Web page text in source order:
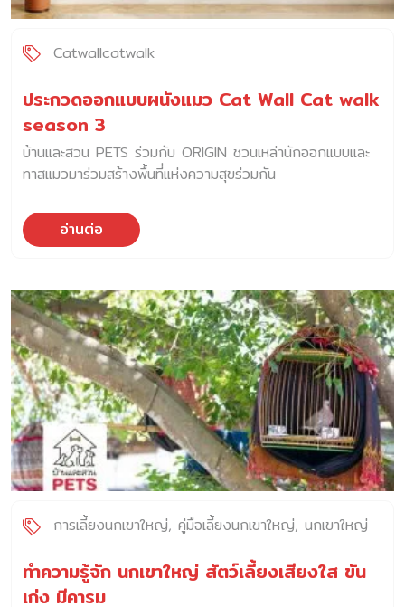
Catwallcatwalk
ประกวดออกแบบผนังแมว Cat Wall Cat walk
season 3
บ้านและสวน PETS ร่วมกับ ORIGIN ชวนเหล่านักออกแบบและ
ทาสแมวมาร่วมสร้างพื้นที่แห่งความสุขร่วมกัน
อ่านต่อ
การเลี้ยงนกเขาใหญ่ คู่มือเลี้ยงนกเขาใหญ่ นกเขาใหญ่
ทำความรู้จัก นกเขาใหญ่ สัตว์เลี้ยงเสียงใส ขัน
เก่ง มีคารม